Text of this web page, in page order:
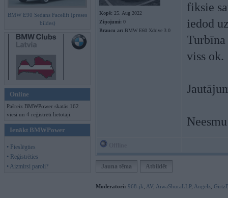
BMW E90 Sedans Facelift (preses
bildes)
Online
Pašreiz BMWPower skatās 162
viesi un 4 reģistrēti lietotāji.
Ienākt BMWPower
• Pieslēgties
• Reģistrēties
• Aizmirsi paroli?
Kopš: 25. Aug 2022
Ziņojumi: 0
Braucu ar: BMW E60 Xdrive 3.0
fiksie
iedod
viss ok.
Jauna tēma Atbildēt
Moderatori: 968-jk AV AiwaShuraLLP, Angelz